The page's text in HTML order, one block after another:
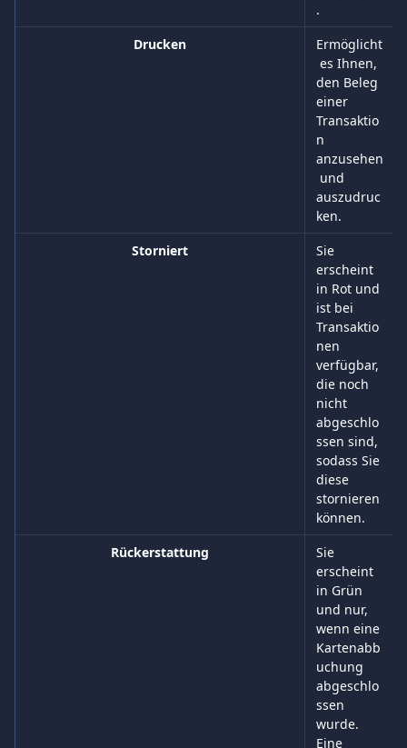
.
Drucken
Ermöglicht
es Ihnen,
den Beleg
einer
Transaktio
n
anzusehen
und
auszudruc
ken.
Storniert
Sie
erscheint
in Rot und
ist bei
Transaktio
nen
verfügbar,
die noch
nicht
abgeschlo
ssen sind,
sodass Sie
diese
stornieren
können.
Rückerstattung
Sie
erscheint
in Grün
und nur,
wenn eine
Kartenabb
uchung
abgeschlo
ssen
wurde.
Eine